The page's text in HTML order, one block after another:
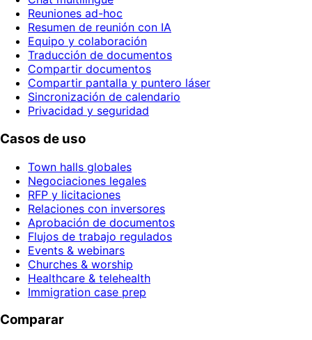
Reuniones ad-hoc
Resumen de reunión con IA
Equipo y colaboración
Traducción de documentos
Compartir documentos
Compartir pantalla y puntero láser
Sincronización de calendario
Privacidad y seguridad
Casos de uso
Town halls globales
Negociaciones legales
RFP y licitaciones
Relaciones con inversores
Aprobación de documentos
Flujos de trabajo regulados
Events & webinars
Churches & worship
Healthcare & telehealth
Immigration case prep
Comparar